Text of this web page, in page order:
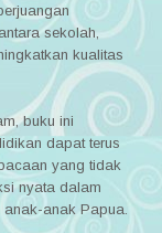
sekolah,
kualitas
buku ini
dapat terus
yang tidak
nyata dalam
anak Papua.